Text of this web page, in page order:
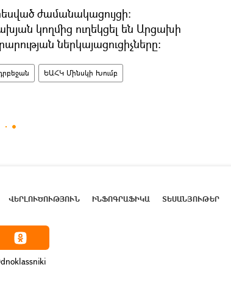
ժամանակացույցի:
կողմից ուղեկցել են Արցախի
ներկայացուցիչները:
ԵԱՀԿ Մինսկի Խումբ
ՎԵՐԼՈՒԾՈՒԹՅՈՒՆ ԻՆՖՈԳՐԱՖԻԿԱ ՏԵՍԱՆՅՈՒԹԵՐ